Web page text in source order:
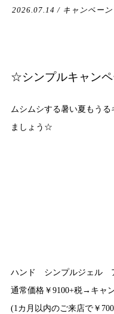
2026.07.14 / キャンペーン
☆シンプルキャン
ムシムシする暑い夏もう
ましょう☆
ハンド シンプルジェル
通常価格￥9100+税→キャ
(1カ月以内のご来店で￥